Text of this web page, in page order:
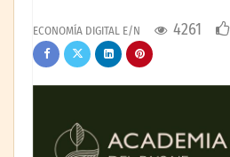
ECONOMÍA DIGITAL E/N 4261